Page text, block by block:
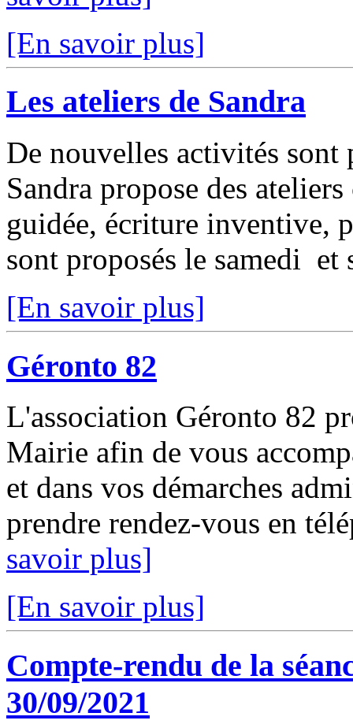
[En savoir plus]
Les ateliers de Sandra
De nouvelles activités sont
Sandra propose des
guidée, écriture inventive,
sont proposés le samedi et
[En savoir plus]
Géronto 82
L'association Géronto 82
Mairie afin de vous
et dans vos démarches
prendre rendez-vous en
savoir plus]
[En savoir plus]
Compte-rendu de la
30/09/2021